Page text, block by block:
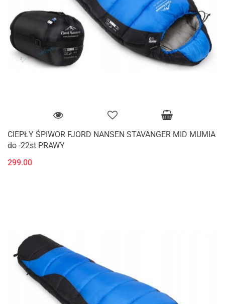
CIEPŁY ŚPIWOR FJORD NANSEN STAVANGER MID MUMIA
do -22st PRAWY
299.00